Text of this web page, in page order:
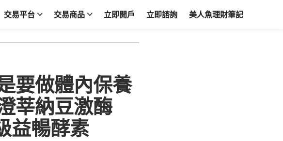
交易平台 交易商品 立即開戶 立即諮詢 美人魚理財筆記
要做體內保養
莘納豆激酶
益暢酵素